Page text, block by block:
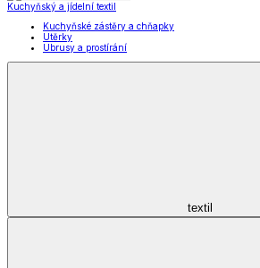
Kuchyňský a jídelní textil
Kuchyňské zástěry a chňapky
Utěrky
Ubrusy a prostírání
textil